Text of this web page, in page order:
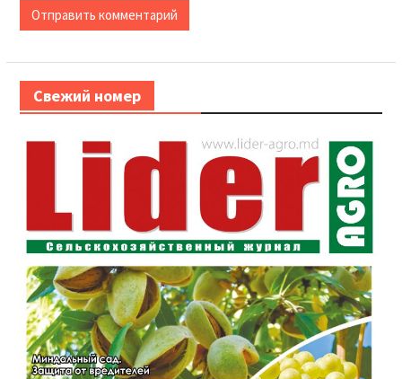
Свежий номер